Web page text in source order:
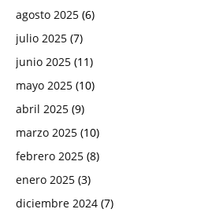
agosto 2025 (6)
julio 2025 (7)
junio 2025 (11)
mayo 2025 (10)
abril 2025 (9)
marzo 2025 (10)
febrero 2025 (8)
enero 2025 (3)
diciembre 2024 (7)